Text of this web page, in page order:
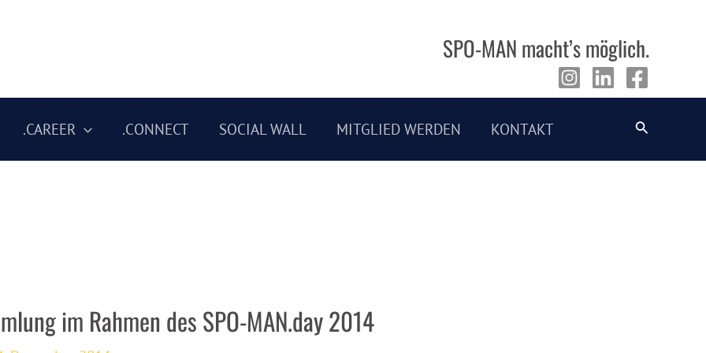
SPO-MAN macht’s möglich.
.CAREER .CONNECT SOCIAL WALL MITGLIED WERDEN KONTAKT Suche
im Rahmen des SPO-MAN.day 2014